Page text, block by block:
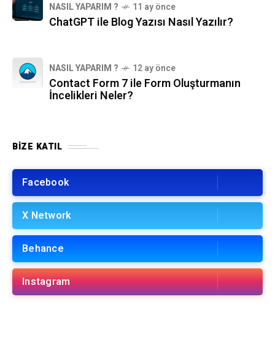
NASIL YAPARIM ? 11 ay önce
ChatGPT ile Blog Yazısı Nasıl Yazılır?
NASIL YAPARIM ? 12 ay önce
Contact Form 7 ile Form Oluşturmanın
İncelikleri Neler?
BIZE KATIL
Facebook
X Network
Behance
Instagram